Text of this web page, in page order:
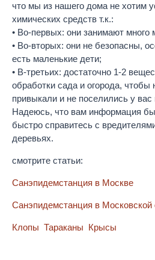
что мы из нашего дома не хотим
химических средств т.к.:
• Во-первых: они занимают много
• Во-вторых: они не безопасны,
есть маленькие дети;
• В-третьих: достаточно 1-2
обработки сада и огорода, чтобы
привыкали и не поселились у вас
Надеюсь, что вам информация
быстро справитесь с
деревьях.
смотрите статьи:
Санэпидемстанция в Москве
Санэпидемстанция в Московской
Клопы Тараканы Крысы